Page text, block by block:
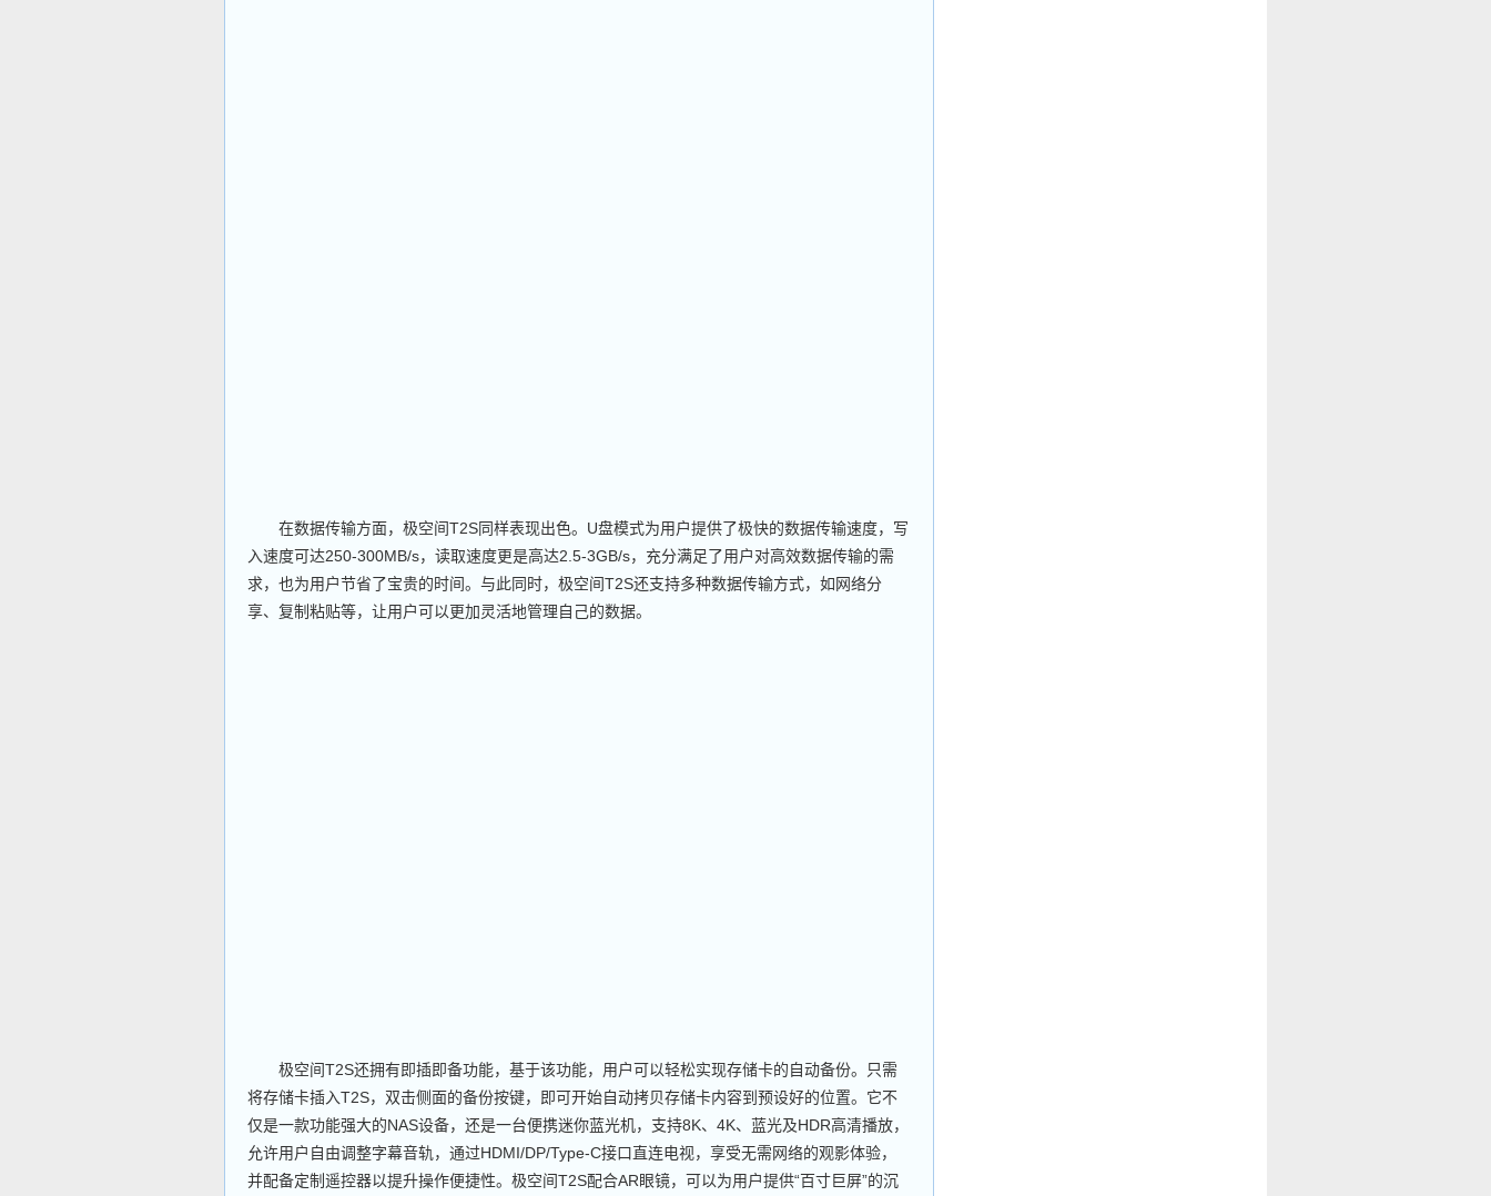
在数据传输方面，极空间T2S同样表现出色。U盘模式为用户提供了极快的数据传输速度，写
入速度可达250-300MB/s，读取速度更是高达2.5-3GB/s，充分满足了用户对高效数据传输的需
求，也为用户节省了宝贵的时间。与此同时，极空间T2S还支持多种数据传输方式，如网络分
享、复制粘贴等，让用户可以更加灵活地管理自己的数据。
极空间T2S还拥有即插即备功能，基于该功能，用户可以轻松实现存储卡的自动备份。只需
将存储卡插入T2S，双击侧面的备份按键，即可开始自动拷贝存储卡内容到预设好的位置。它不
仅是一款功能强大的NAS设备，还是一台便携迷你蓝光机，支持8K、4K、蓝光及HDR高清播放，
允许用户自由调整字幕音轨，通过HDMI/DP/Type-C接口直连电视，享受无需网络的观影体验，
并配备定制遥控器以提升操作便捷性。极空间T2S配合AR眼镜，可以为用户提供“百寸巨屏”的沉